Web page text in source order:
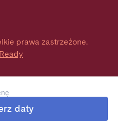
daty
prawa zastrzeżone.